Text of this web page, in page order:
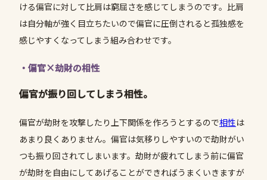
ける偏官に対して比肩は窮屈さを感じてしまうのです。比肩
は自分軸が強く目立ちたいので偏官に圧倒されると孤独感を
感じやすくなってしまう組み合わせです。
・偏官×劫財の相性
偏官が振り回してしまう相性。
偏官が劫財を攻撃したり上下関係を作ろうとするので相性は
あまり良くありません。偏官は気移りしやすいので劫財がい
つも振り回されてしまいます。劫財が疲れてしまう前に偏官
が劫財を自由にしてあげることができればうまくいきますが